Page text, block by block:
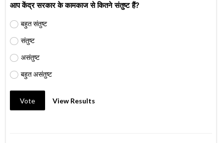
आप केंद्र सरकार के कामकाज से कितने संतुष्ट हैं?
बहुत संतुष्ट
संतुष्ट
असंतुष्ट
बहुत असंतुष्ट
Vote View Results